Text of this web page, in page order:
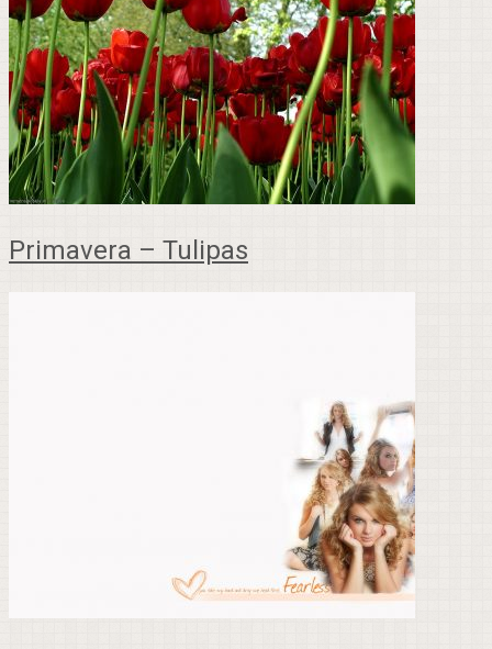
Primavera – Tulipas